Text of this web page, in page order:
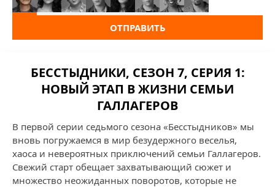
ОТПРАВИТЬ
БЕССТЫДНИКИ, СЕЗОН 7, СЕРИЯ 1:
НОВЫЙ ЭТАП В ЖИЗНИ СЕМЬИ
ГАЛЛАГЕРОВ
В первой серии седьмого сезона «Бесстыдников» мы
вновь погружаемся в мир безудержного веселья,
хаоса и невероятных приключений семьи Галлагеров.
Свежий старт обещает захватывающий сюжет и
множество неожиданных поворотов, которые не